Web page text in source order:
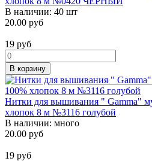
В наличии: 40 шт
20.00 руб
19 руб
В корзину
Нитки для вышивания " Gamma"
хлопок 8 м №3116 голубой
В наличии: много
20.00 руб
19 руб